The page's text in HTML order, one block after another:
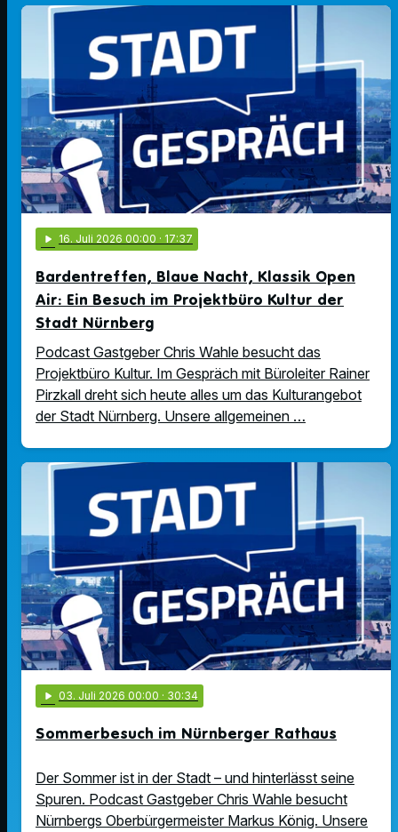
play_arrow 16. Juli 2026 00:00 · 17:37
Bardentreffen, Blaue Nacht, Klassik Open
Air: Ein Besuch im Projektbüro Kultur der
Stadt Nürnberg
Podcast Gastgeber Chris Wahle besucht das
Projektbüro Kultur. Im Gespräch mit Büroleiter Rainer
Pirzkall dreht sich heute alles um das Kulturangebot
der Stadt Nürnberg. Unsere allgemeinen …
play_arrow 03. Juli 2026 00:00 · 30:34
Sommerbesuch im Nürnberger Rathaus
Der Sommer ist in der Stadt – und hinterlässt seine
Spuren. Podcast Gastgeber Chris Wahle besucht
Nürnbergs Oberbürgermeister Markus König. Unsere